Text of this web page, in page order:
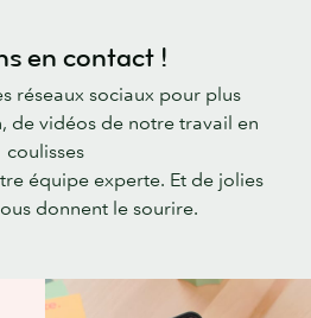
en contact !
réseaux sociaux pour plus
de vidéos de notre travail en
coulisses
équipe experte. Et de jolies
donnent le sourire.